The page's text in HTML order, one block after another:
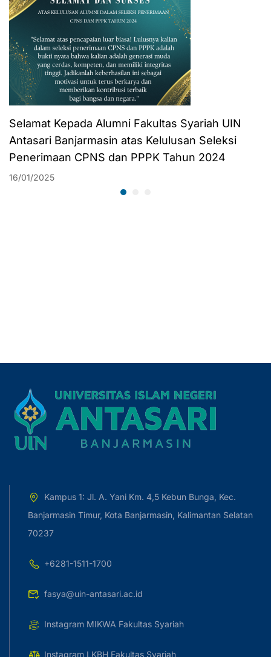
Selamat Kepada Alumni Fakultas Syariah UIN
Antasari Banjarmasin atas Kelulusan Seleksi
Penerimaan CPNS dan PPPK Tahun 2024
16/01/2025
Kampus 1: Jl. A. Yani Km. 4,5 Kebun Bunga, Kec.
Banjarmasin Timur, Kota Banjarmasin, Kalimantan Selatan
70237
+6281-1511-1700
fasya@uin-antasari.ac.id
Instagram MIKWA Fakultas Syariah
Instagram LKBH Fakultas Syariah